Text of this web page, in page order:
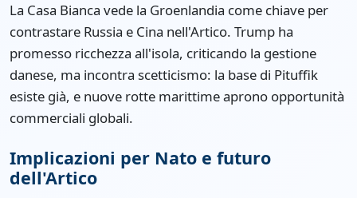
La Casa Bianca vede la Groenlandia come chiave per
contrastare Russia e Cina nell'Artico. Trump ha
promesso ricchezza all'isola, criticando la gestione
danese, ma incontra scetticismo: la base di Pituffik
esiste già, e nuove rotte marittime aprono opportunità
commerciali globali.
Implicazioni per Nato e futuro
dell'Artico